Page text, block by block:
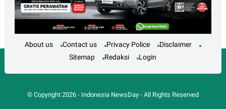
About us Contact us Privacy Police
Disclaimer
Sitemap
Redaksi Login
© Copyright 2026- Indonesia NewsDay- All Rights Reserved